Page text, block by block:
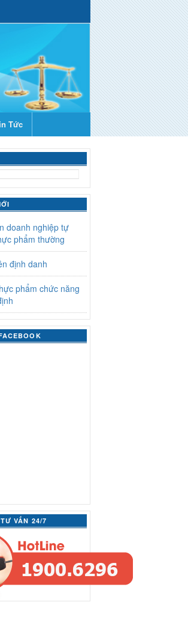
Tức
doanh nghiệp tự
phẩm thường
định danh
phẩm chức năng
VẤN 24/7